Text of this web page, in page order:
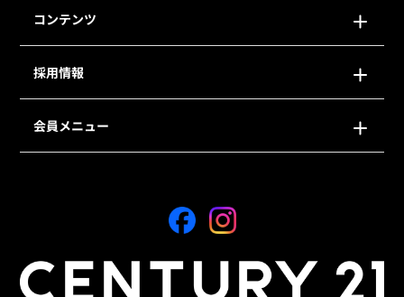
コンテンツ
採用情報
会員メニュー